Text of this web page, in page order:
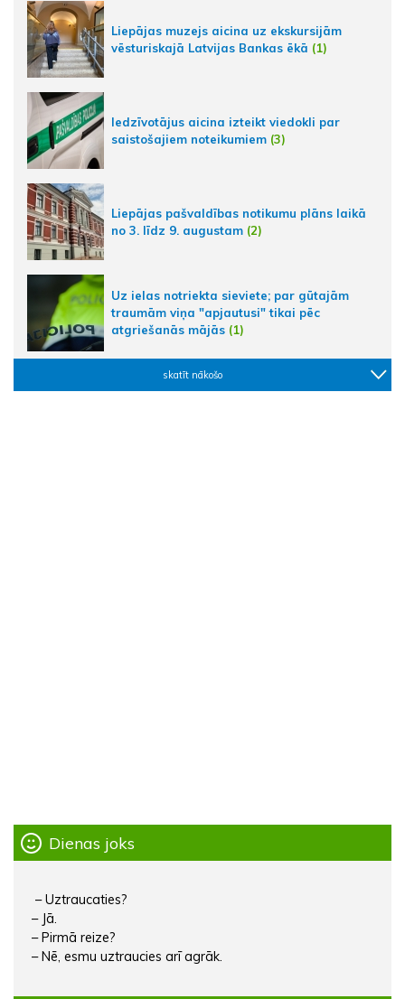
Liepājas muzejs aicina uz ekskursijām
vēsturiskajā Latvijas Bankas ēkā (1)
Iedzīvotājus aicina izteikt viedokli par
saistošajiem noteikumiem (3)
Liepājas pašvaldības notikumu plāns laikā
no 3. līdz 9. augustam (2)
Uz ielas notriekta sieviete; par gūtajām
traumām viņa "apjautusi" tikai pēc
atgriešanās mājās (1)
skatīt nākošo
Dienas joks
– Uztraucaties?
– Jā.
– Pirmā reize?
– Nē, esmu uztraucies arī agrāk.